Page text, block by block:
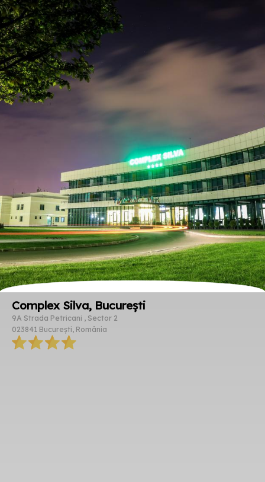
Complex Silva, București
9A Strada Petricani , Sector 2
023841 București, România